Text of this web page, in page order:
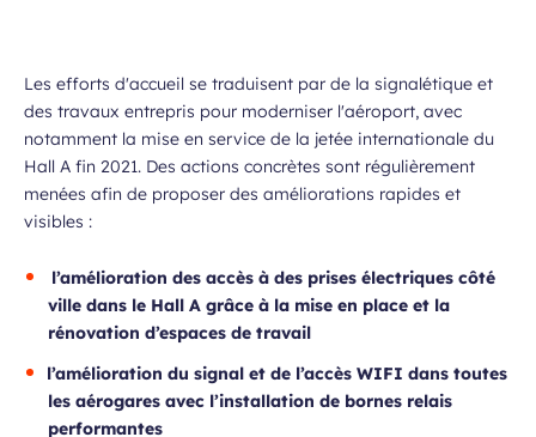
Les efforts d'accueil se traduisent par de la signalétique et
des travaux entrepris pour moderniser l'aéroport, avec
notamment la mise en service de la jetée internationale du
Hall A fin 2021. Des actions concrètes sont régulièrement
menées afin de proposer des améliorations rapides et
visibles :
l’amélioration des accès à des prises électriques côté
ville dans le Hall A grâce à la mise en place et la
rénovation d’espaces de travail
l’amélioration du signal et de l’accès WIFI dans toutes
les aérogares avec l’installation de bornes relais
performantes